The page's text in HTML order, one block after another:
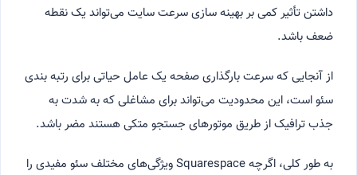
داشتن تأثیر کمی بر بهینه سازی سرعت سایت می‌تواند یک نقطه
ضعف باشد.
از آنجایی که سرعت بارگذاری صفحه یک عامل حیاتی برای رتبه بندی
سئو است، این محدودیت می‌تواند برای مشاغلی که به شدت به
جذب ترافیک از طریق موتورهای جستجو متکی هستند مضر باشد.
به طور کلی، اگرچه Squarespace ویژگی‌های مختلف سئو مفیدی را